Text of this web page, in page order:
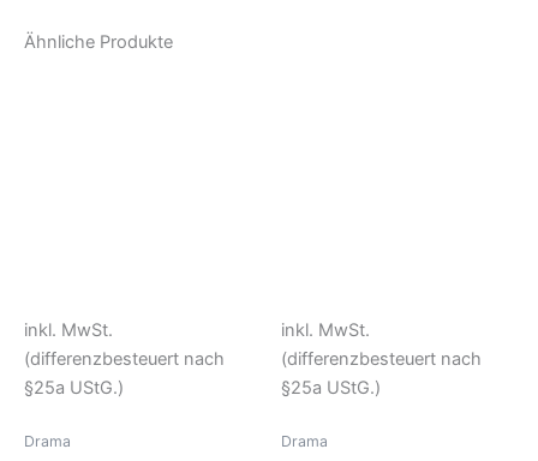
Ähnliche Produkte
inkl. MwSt.
(differenzbesteuert nach
§25a UStG.)
Drama
inkl. MwSt.
(differenzbesteuert nach
§25a UStG.)
Drama